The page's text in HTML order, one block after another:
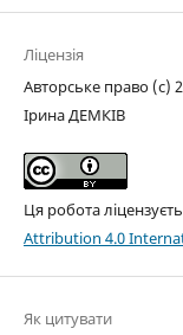
Ліцензія
Авторське право (c)
Ірина ДЕМКІВ
Ця робота
Attribution 4.0
Як цитувати